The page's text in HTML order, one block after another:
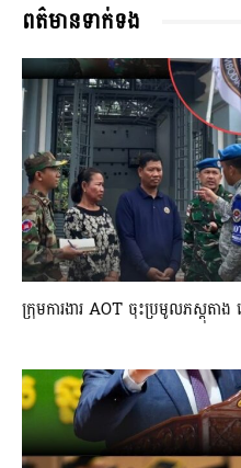
ពត៌មានទាក់ទង
ក្រុមការងារ AOT ចុះប្រមូលភស្តុតា